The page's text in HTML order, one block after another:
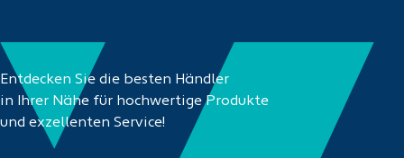
Entdecken Sie die besten Händler
in Ihrer Nähe für hochwertige Produkte
und exzellenten Service!